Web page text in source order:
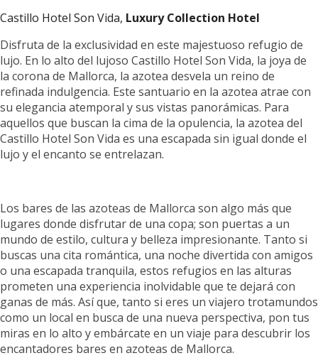
Castillo Hotel Son Vida, Luxury Collection Hotel
Disfruta de la exclusividad en este majestuoso refugio de
lujo. En lo alto del lujoso Castillo Hotel Son Vida, la joya de
la corona de Mallorca, la azotea desvela un reino de
refinada indulgencia. Este santuario en la azotea atrae con
su elegancia atemporal y sus vistas panorámicas. Para
aquellos que buscan la cima de la opulencia, la azotea del
Castillo Hotel Son Vida es una escapada sin igual donde el
lujo y el encanto se entrelazan.
Los bares de las azoteas de Mallorca son algo más que
lugares donde disfrutar de una copa; son puertas a un
mundo de estilo, cultura y belleza impresionante. Tanto si
buscas una cita romántica, una noche divertida con amigos
o una escapada tranquila, estos refugios en las alturas
prometen una experiencia inolvidable que te dejará con
ganas de más. Así que, tanto si eres un viajero trotamundos
como un local en busca de una nueva perspectiva, pon tus
miras en lo alto y embárcate en un viaje para descubrir los
encantadores bares en azoteas de Mallorca.